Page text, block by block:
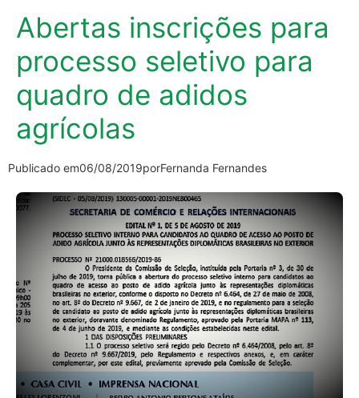
Abertas inscrições para
processo seletivo para
quadro de adidos
agrícolas
Publicado em06/08/2019porFernanda Fernandes